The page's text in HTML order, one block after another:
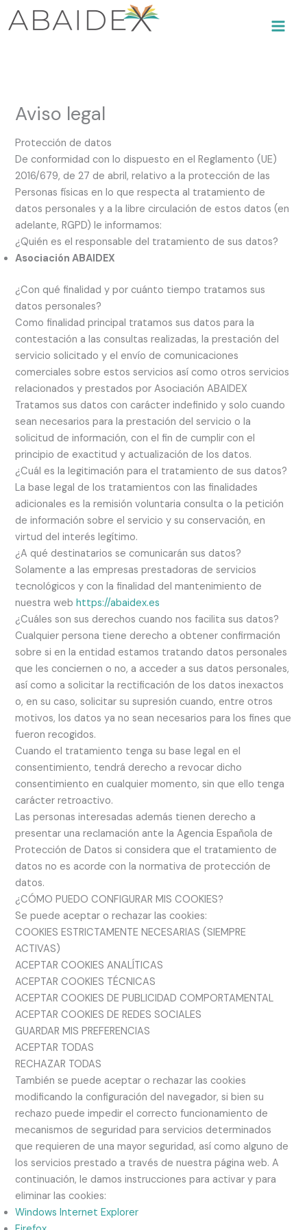
Aviso legal
Protección de datos
De conformidad con lo dispuesto en el Reglamento (UE)
2016/679, de 27 de abril, relativo a la protección de las
Personas físicas en lo que respecta al tratamiento de
datos personales y a la libre circulación de estos datos (en
adelante, RGPD) le informamos:
¿Quién es el responsable del tratamiento de sus datos?
Asociación ABAIDEX
¿Con qué finalidad y por cuánto tiempo tratamos sus
datos personales?
Como finalidad principal tratamos sus datos para la
contestación a las consultas realizadas, la prestación del
servicio solicitado y el envío de comunicaciones
comerciales sobre estos servicios así como otros servicios
relacionados y prestados por Asociación ABAIDEX
Tratamos sus datos con carácter indefinido y solo cuando
sean necesarios para la prestación del servicio o la
solicitud de información, con el fin de cumplir con el
principio de exactitud y actualización de los datos.
¿Cuál es la legitimación para el tratamiento de sus datos?
La base legal de los tratamientos con las finalidades
adicionales es la remisión voluntaria consulta o la petición
de información sobre el servicio y su conservación, en
virtud del interés legítimo.
¿A qué destinatarios se comunicarán sus datos?
Solamente a las empresas prestadoras de servicios
tecnológicos y con la finalidad del mantenimiento de
nuestra webhttps://abaidex.es
¿Cuáles son sus derechos cuando nos facilita sus datos?
Cualquier persona tiene derecho a obtener confirmación
sobre si en la entidad estamos tratando datos personales
que les conciernen o no, a acceder a sus datos personales,
así como a solicitar la rectificación de los datos inexactos
o, en su caso, solicitar su supresión cuando, entre otros
motivos, los datos ya no sean necesarios para los fines que
fueron recogidos.
Cuando el tratamiento tenga su base legal en el
consentimiento, tendrá derecho a revocar dicho
consentimiento en cualquier momento, sin que ello tenga
carácter retroactivo.
Las personas interesadas además tienen derecho a
presentar una reclamación ante la Agencia Española de
Protección de Datos si considera que el tratamiento de
datos no es acorde con la normativa de protección de
datos.
¿CÓMO PUEDO CONFIGURAR MIS COOKIES?
Se puede aceptar o rechazar las cookies:
COOKIES ESTRICTAMENTE NECESARIAS (SIEMPRE
ACTIVAS)
ACEPTAR COOKIES ANALÍTICAS
ACEPTAR COOKIES TÉCNICAS
ACEPTAR COOKIES DE PUBLICIDAD COMPORTAMENTAL
ACEPTAR COOKIES DE REDES SOCIALES
GUARDAR MIS PREFERENCIAS
ACEPTAR TODAS
RECHAZAR TODAS
También se puede aceptar o rechazar las cookies
modificando la configuración del navegador, si bien su
rechazo puede impedir el correcto funcionamiento de
mecanismos de seguridad para servicios determinados
que requieren de una mayor seguridad, así como alguno de
los servicios prestado a través de nuestra página web. A
continuación, le damos instrucciones para activar y para
eliminar las cookies:
Windows Internet Explorer